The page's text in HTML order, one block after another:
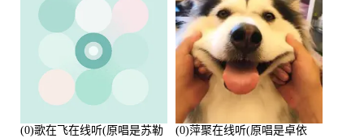
(0)歌在飞在线听(原唱是苏勒
(0)萍聚在线听(原唱是卓依